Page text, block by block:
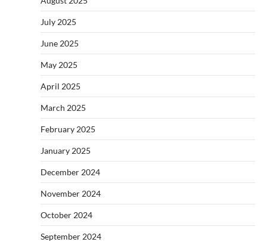
July 2025
June 2025
May 2025
April 2025
March 2025
February 2025
January 2025
December 2024
November 2024
October 2024
September 2024